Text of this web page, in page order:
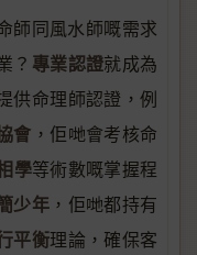
師同風水師嘅需求
？ 專業認證就成為
供命理師認證，例
會 ，佢哋會考核命
學等術數嘅掌握程
少年 ，佢哋都持有
平衡理論，確保客